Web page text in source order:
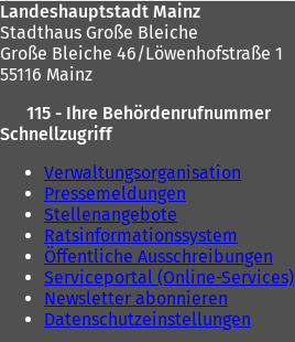
Landeshauptstadt Mainz
Stadthaus Große Bleiche
Große Bleiche 46/Löwenhofstraße 1
55116 Mainz
115 - Ihre Behördenrufnummer
Schnellzugriff
Verwaltungsorganisation
Pressemeldungen
Stellenangebote
Ratsinformationssystem
Öffentliche Ausschreibungen
Serviceportal (Online-Services)
Newsletter abonnieren
Datenschutzeinstellungen